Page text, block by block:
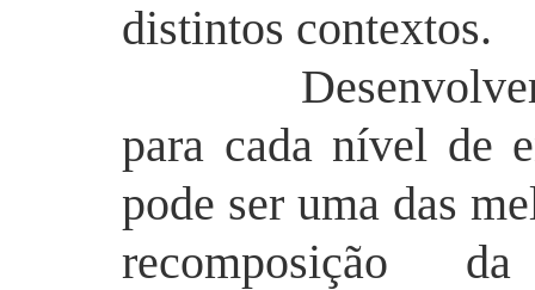
distintos contextos.
Desenvolver
para cada nível de
pode ser uma das
recomposição